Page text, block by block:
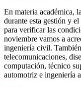
En materia académica,
durante esta gestión y
para verificar las
noviembre vamos a
ingeniería civil.
telecomunicaciones,
computación, técnico
automotriz e ingeniería